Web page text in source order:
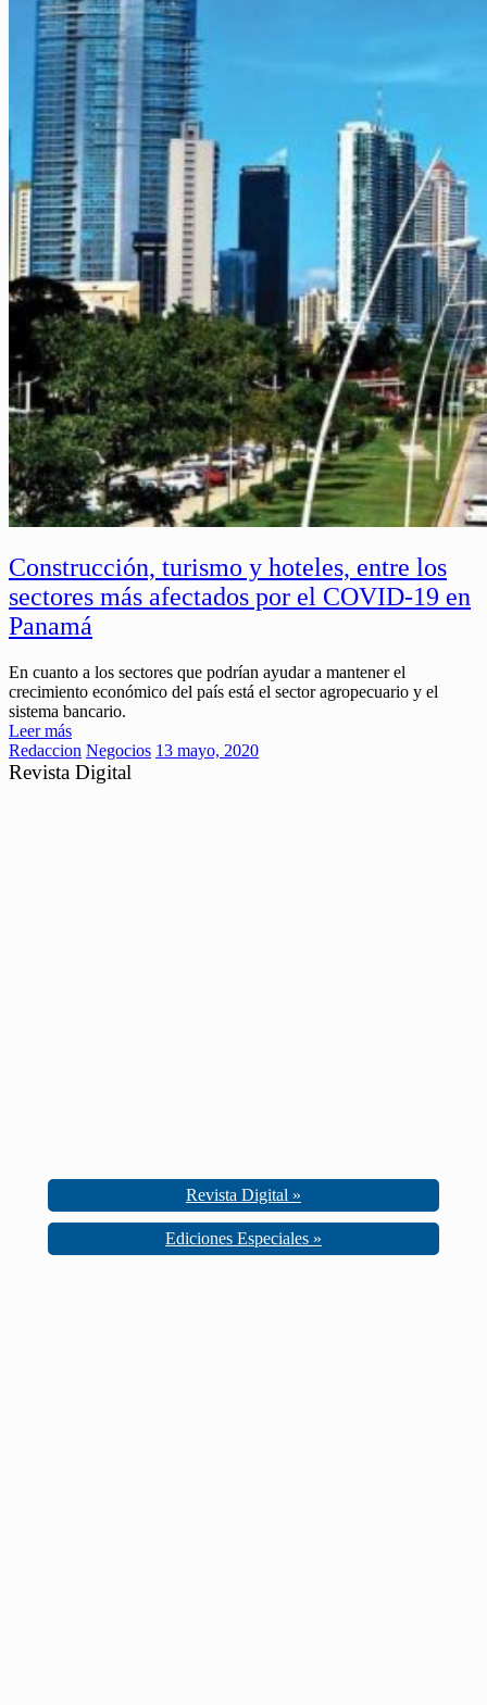
Construcción, turismo y hoteles, entre los
sectores más afectados por el COVID-19 en
Panamá
En cuanto a los sectores que podrían ayudar a mantener el
crecimiento económico del país está el sector agropecuario y el
sistema bancario.
Leer más
Redaccion Negocios 13 mayo, 2020
Revista Digital
Revista Digital »
Ediciones Especiales »